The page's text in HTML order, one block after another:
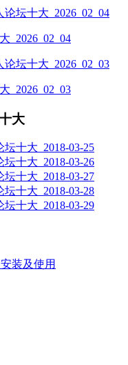
_2026_02_04
_2026_02_03
大
坛十大_2018-03-25
坛十大_2018-03-26
坛十大_2018-03-27
坛十大_2018-03-28
坛十大_2018-03-29
装及使用